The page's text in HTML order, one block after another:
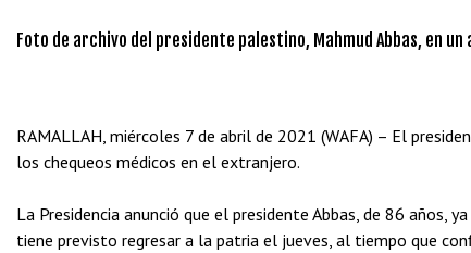
Foto de archivo del presidente palestino, Mahmud Abbas, en un
RAMALLAH, miércoles 7 de abril de 2021 (WAFA) – El
los chequeos médicos en el extranjero.
La Presidencia anunció que el presidente Abbas, de 86 años,
tiene previsto regresar a la patria el jueves, al tiempo que